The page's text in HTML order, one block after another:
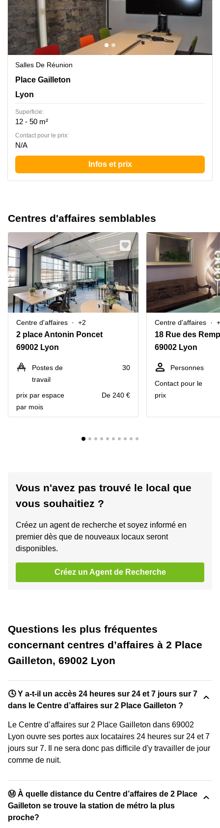
Salles De Réunion
2 Place Gailleton, Lyon
Place Gailleton
Lyon
Superficie:
12 - 50 m²
Contact pour le prix:
N/A
Infos et prix
Centres d'affaires semblables
Centre d'affaires +2
2 place Antonin Poncet
69002 Lyon
Postes de
travail
30
prix par espace
par mois
De 240 €
Centre d'affaires
18 Rue des
69002 Lyon
Personnes
Contact pour le
prix
Vous n'avez pas trouvé le local que
vous souhaitiez ?
Créez un agent de recherche et soyez informé en
premier dès que de nouveaux locaux seront
disponibles.
Créez un Agent de Recherche
Questions les plus fréquentes
concernant centres d’affaires à 2 Place
Gailleton, 69002 Lyon
🕓 Y a-t-il un accès 24 heures sur 24 et 7 jours sur 7
dans le Centre d’affaires sur 2 Place Gailleton ?
Le Centre d’affaires sur 2 Place Gailleton dans 69002
Lyon ouvre ses portes aux locataires 24 heures sur 24 et 7
jours sur 7. Il ne sera donc pas difficile d'y travailler de jour
comme de nuit.
Ⓜ️ À quelle distance du Centre d’affaires de 2 Place
Gailleton se trouve la station de métro la plus
proche?